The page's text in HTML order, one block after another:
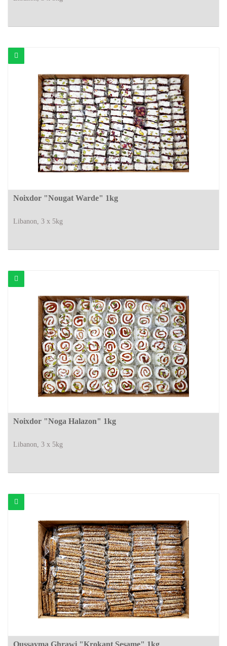
Noixdor "Nougat Warde" 1kg
Libanon, 3 x 5kg
Noixdor "Noga Halazon" 1kg
Libanon, 3 x 5kg
Oussayma Ghrawi "Krokant Sesame" 1kg